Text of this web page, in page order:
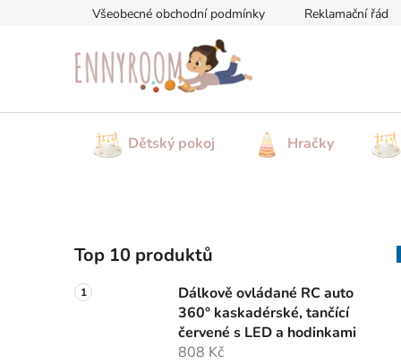
Všeobecné obchodní podmínky Reklamační řád
Dětský pokoj Hračky
o
s
t
Top 10 produktů
Dálkově ovládané RC auto
360° kaskadérské, tančící
červené s LED a hodinkami
808 Kč